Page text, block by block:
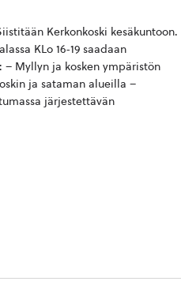
Kerkonkoski kesäkuntoon.
KLo 16-19 saadaan
Myllyn ja kosken ympäristön
ja sataman alueilla –
järjestettävän